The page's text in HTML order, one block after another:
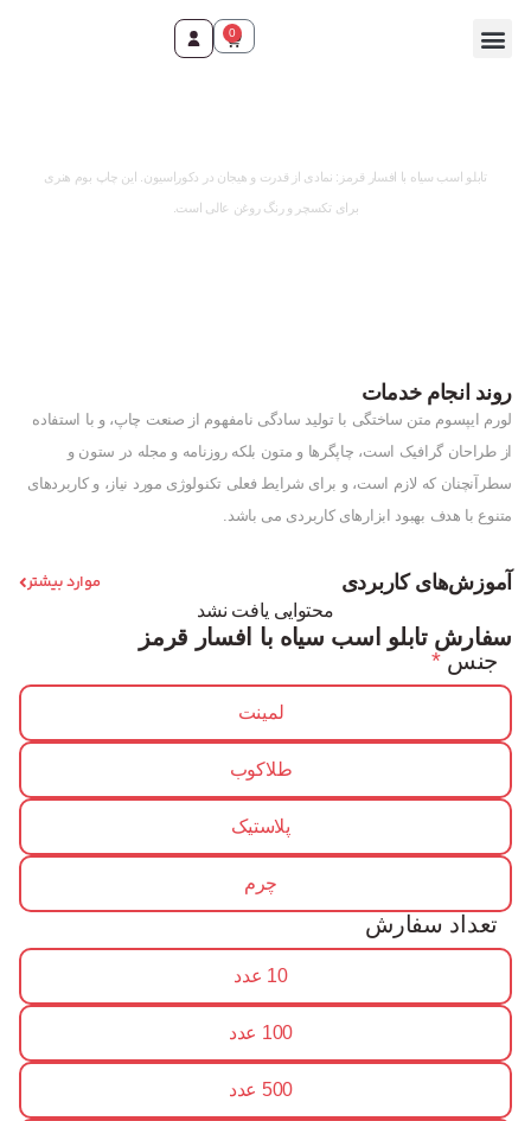
0
تابلو اسب سیاه با افسار قرمز: نمادی از قدرت و هیجان در دکوراسیون. این چاپ بوم هنری
برای تکسچر و رنگ روغن عالی است.
روند انجام خدمات
لورم ایپسوم متن ساختگی با تولید سادگی نامفهوم از صنعت چاپ، و با استفاده
از طراحان گرافیک است، چاپگرها و متون بلکه روزنامه و مجله در ستون و
سطرآنچنان که لازم است، و برای شرایط فعلی تکنولوژی مورد نیاز، و کاربردهای
متنوع با هدف بهبود ابزارهای کاربردی می باشد.
آموزش‌های کاربردی موارد بیشتر
محتوایی یافت نشد
سفارش تابلو اسب سیاه با افسار قرمز
* جنس
لمینت
طلاکوب
پلاستیک
چرم
تعداد سفارش
10 عدد
100 عدد
500 عدد